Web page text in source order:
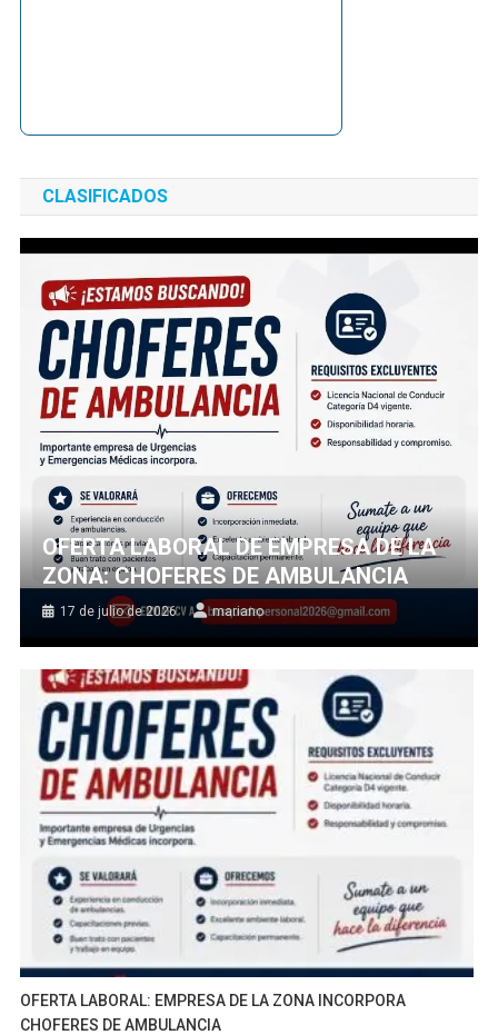
CLASIFICADOS
OFERTA LABORAL DE EMPRESA DE LA
ZONA: CHOFERES DE AMBULANCIA
17 de julio de 2026 mariano
OFERTA LABORAL: EMPRESA DE LA ZONA INCORPORA
CHOFERES DE AMBULANCIA